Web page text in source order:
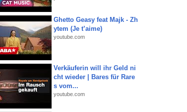
Ghetto Geasy feat Majk - Zh
ytem (Je t’aime)
youtube.com
Verkäuferin will ihr Geld ni
cht wieder | Bares für Rare
s vom...
youtube.com